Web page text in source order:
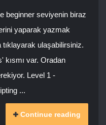
beginner seviyenin biraz
yaparak yazmak
ulaşabilirsiniz.
kısmı var. Oradan
Level 1 -
...
Continue reading